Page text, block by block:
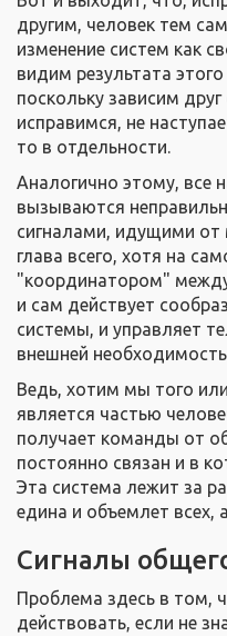
другим, человек тем
изменение систем как
видим результата
поскольку зависим
исправимся, не
то в отдельности.
Аналогично этому, все
вызываются
сигналами, идущими от
глава всего, хотя на
"координатором"
и сам действует
системы, и управляет
внешней
Ведь, хотим мы того
является частью
получает команды от
постоянно связан и в
Эта система лежит за
едина и объемлет всех,
Сигналы
Проблема здесь в том,
действовать, если не